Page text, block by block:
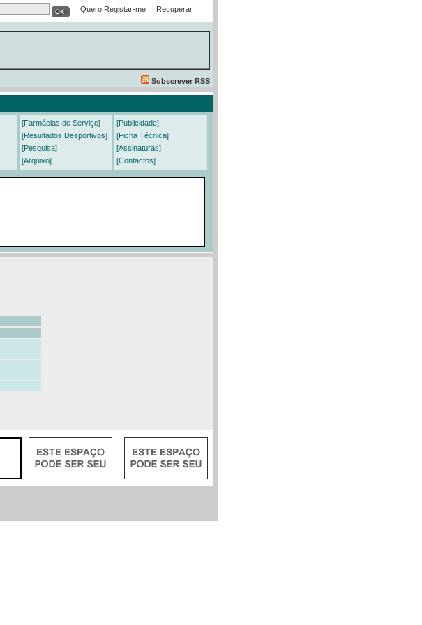
Quero Registar-me
Recuperar
Subscrever RSS
[Farmácias de Serviço]
[Resultados Desportivos]
[Pesquisa]
[Arquivo]
[Publicidade]
[Ficha Técnica]
[Assinaturas]
[Contactos]